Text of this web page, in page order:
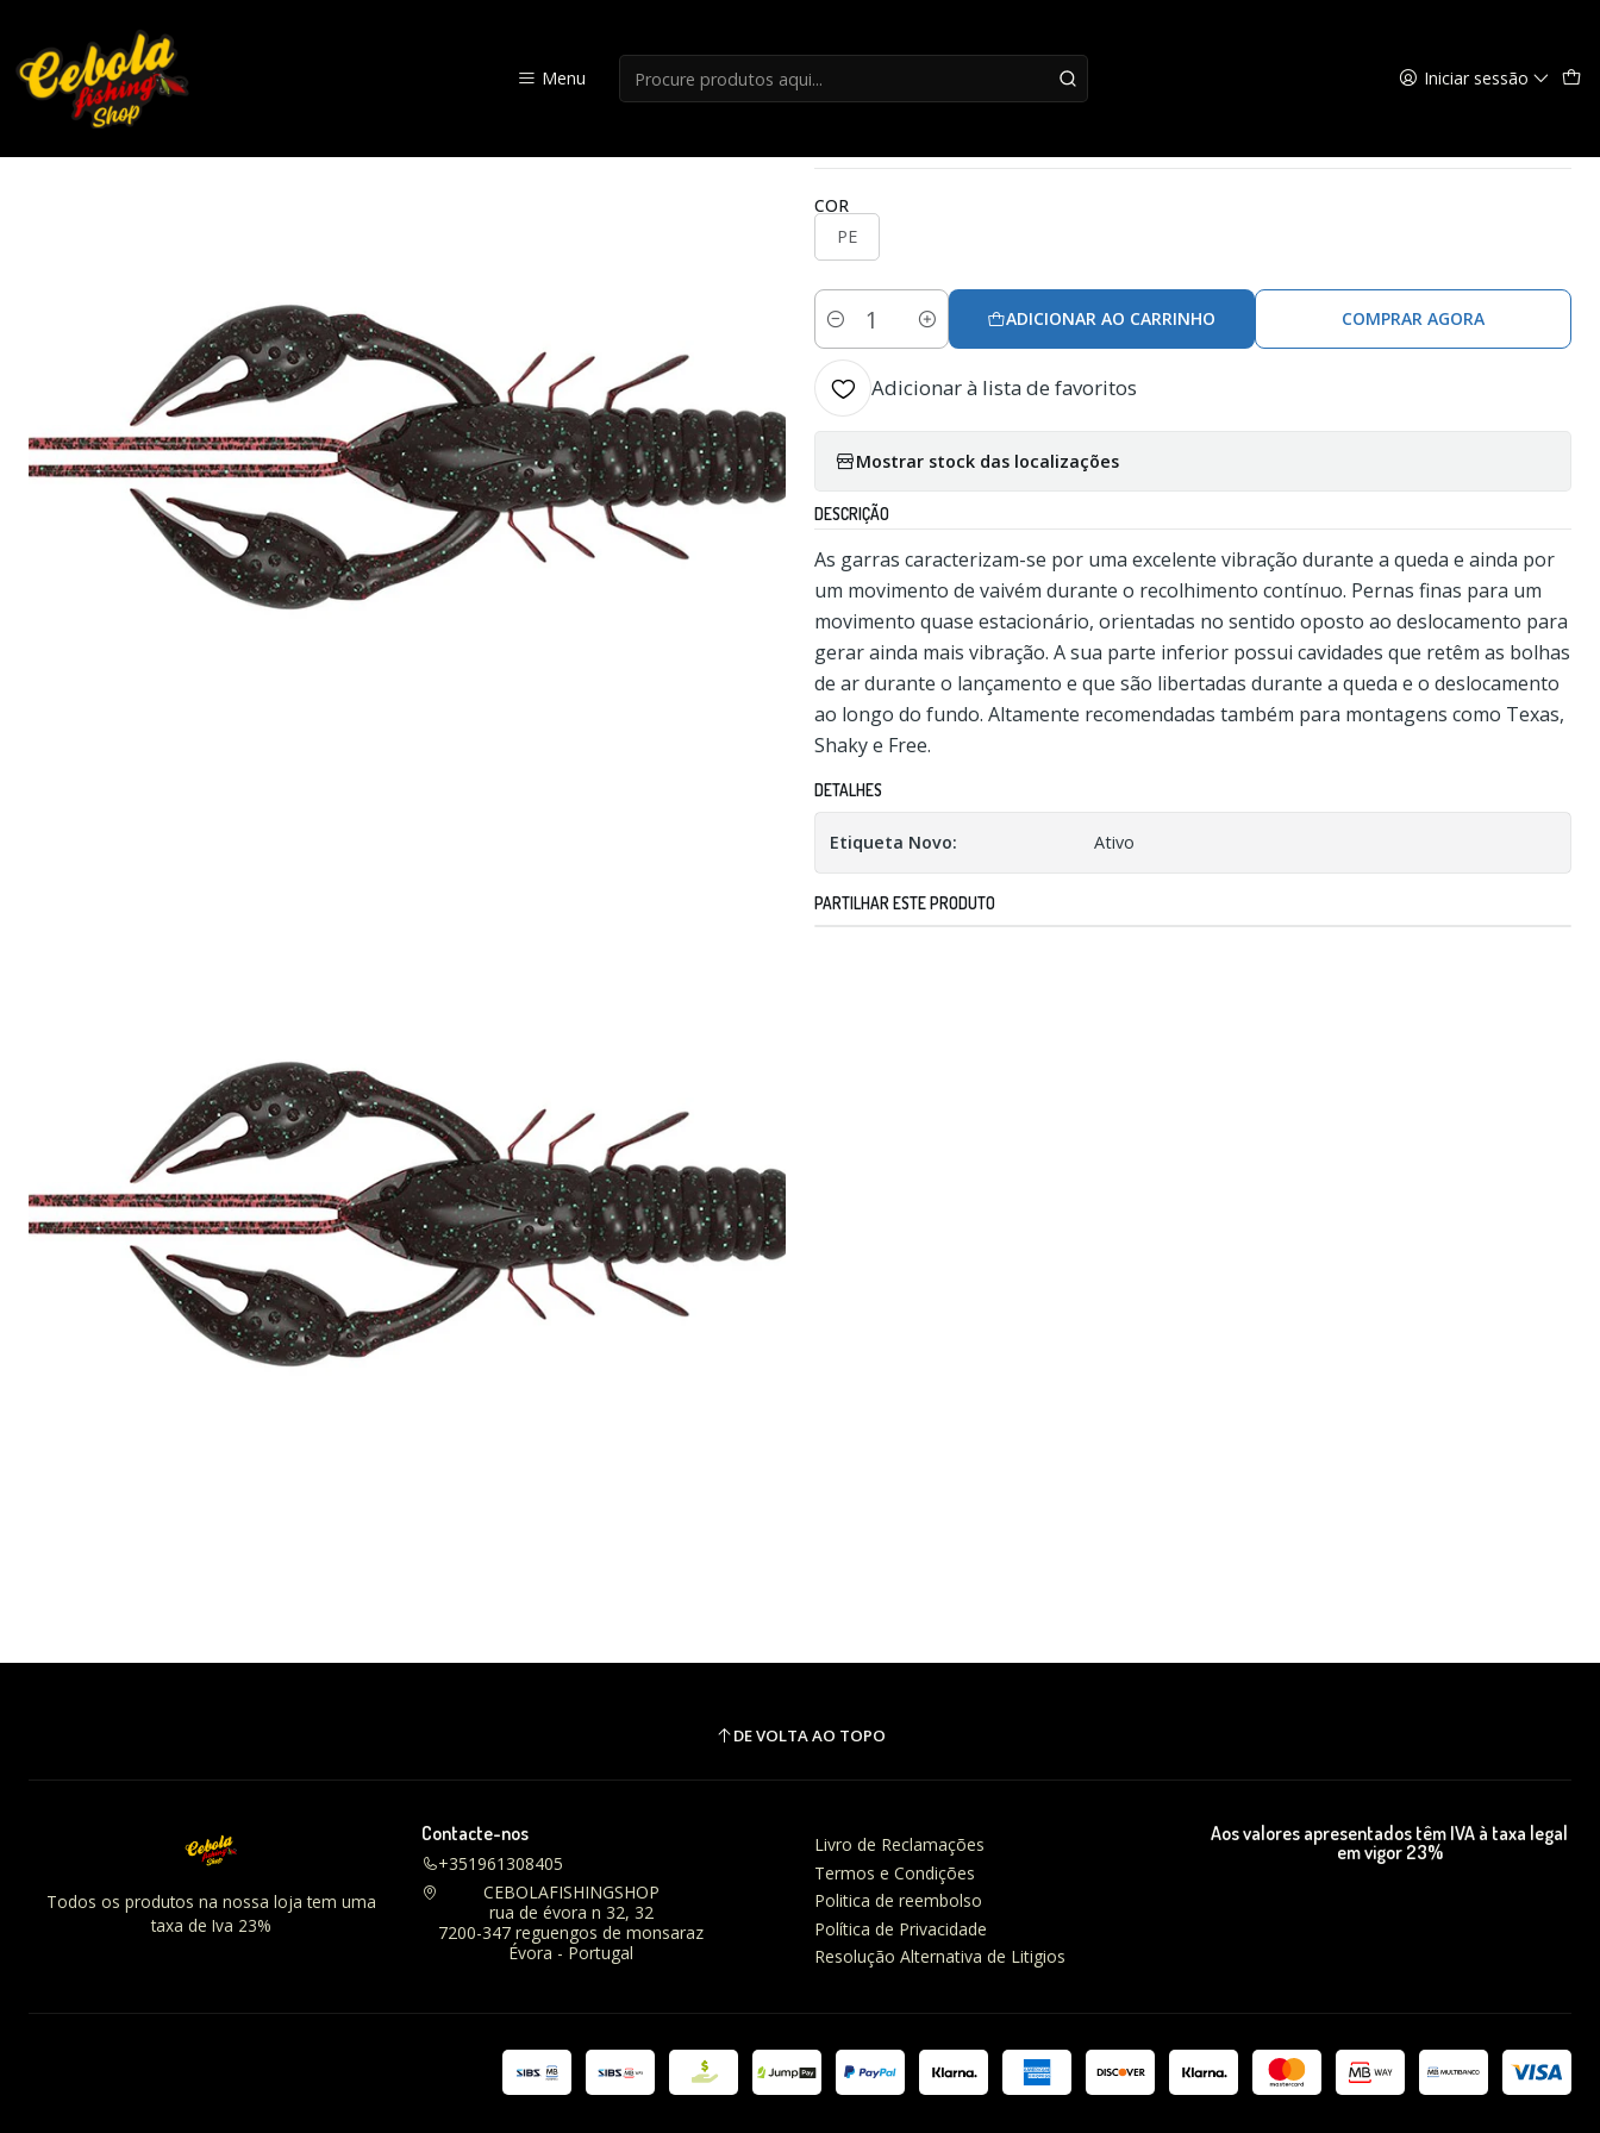
Menu Iniciar sessão
|
COR
PE
Quantidade
ADICIONAR AO CARRINHO COMPRAR AGORA
Adicionar à lista de favoritos
Mostrar stock das localizações
DESCRIÇÃO
As garras caracterizam-se por uma excelente vibração durante a queda e ainda por
um movimento de vaivém durante o recolhimento contínuo. Pernas finas para um
movimento quase estacionário, orientadas no sentido oposto ao deslocamento para
gerar ainda mais vibração. A sua parte inferior possui cavidades que retêm as bolhas
de ar durante o lançamento e que são libertadas durante a queda e o deslocamento
ao longo do fundo. Altamente recomendadas também para montagens como Texas,
Shaky e Free.
DETALHES
Etiqueta Novo: Ativo
PARTILHAR ESTE PRODUTO
DE VOLTA AO TOPO
Todos os produtos na nossa loja tem uma
taxa de Iva 23%
Contacte-nos
+351961308405
CEBOLAFISHINGSHOP
rua de évora n 32, 32
7200-347 reguengos de monsaraz
Évora - Portugal
Livro de Reclamações
Termos e Condições
Politica de reembolso
Política de Privacidade
Resolução Alternativa de Litigios
Aos valores apresentados têm IVA à taxa legal
em vigor 23%